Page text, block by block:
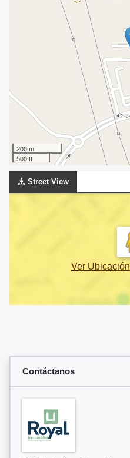
200 m
500 ft
Street View
Ver Ubicación
Contáctanos